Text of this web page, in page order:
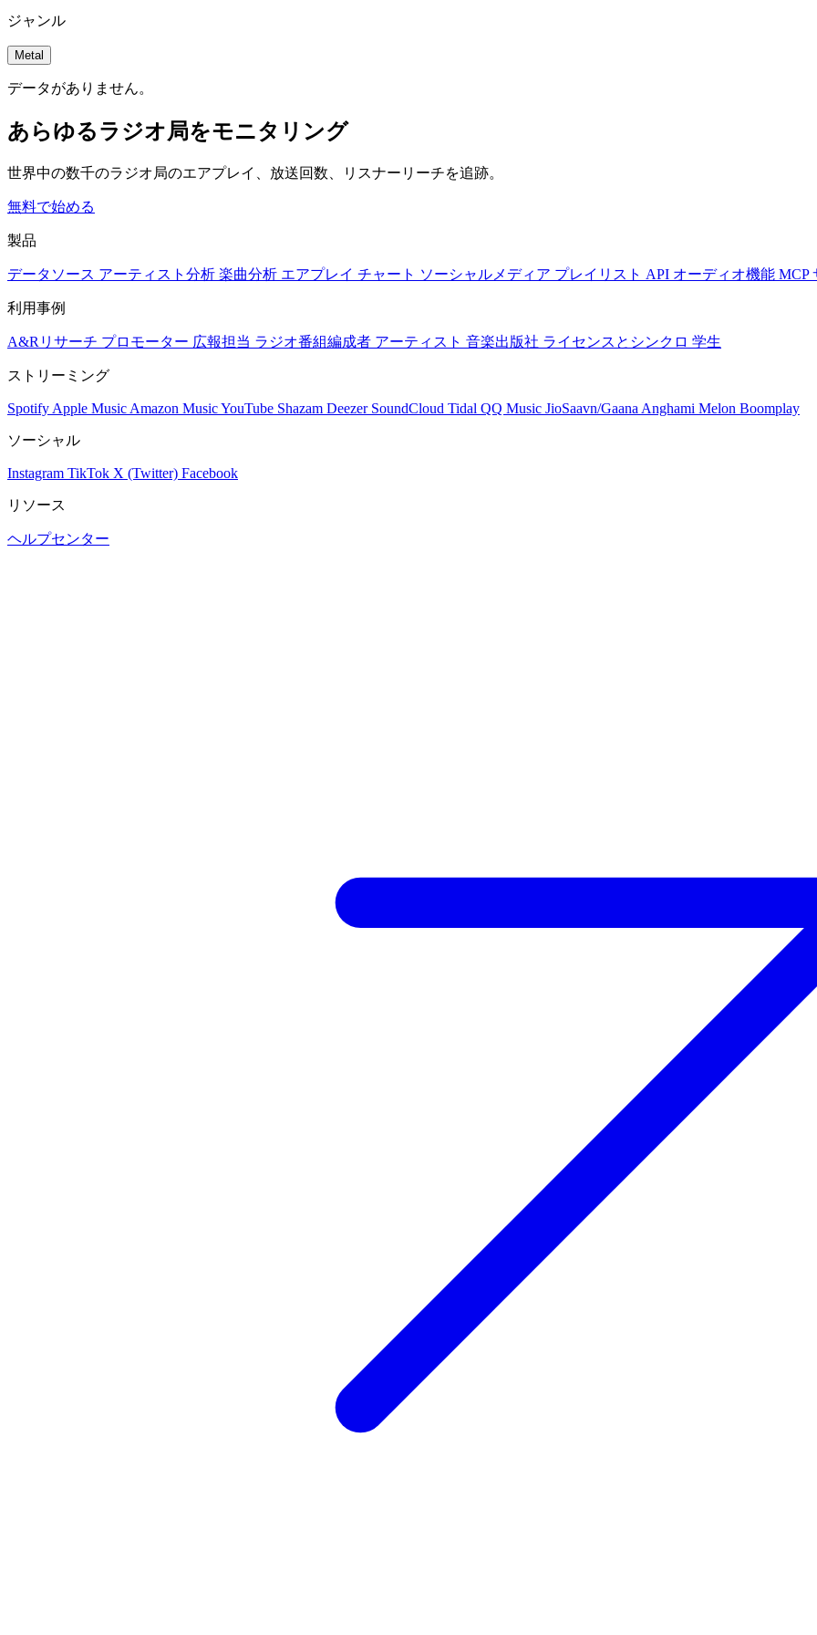
ジャンル
Metal
データがありません。
あらゆるラジオ局をモニタリング
世界中の数千のラジオ局のエアプレイ、放送回数、リスナーリーチを追跡。
無料で始める
製品
データソース アーティスト分析 楽曲分析 エアプレイ チャート ソーシャルメディア プレイリスト API オーディオ機能 MCP
利用事例
A&Rリサーチ プロモーター 広報担当 ラジオ番組編成者 アーティスト 音楽出版社 ライセンスとシンクロ 学生
ストリーミング
Spotify Apple Music Amazon MusicYouTube Shazam Deezer SoundCloud Tidal QQ Music JioSaavn/Gaana Anghami Melon Boomplay
ソーシャル
Instagram TikTok X (Twitter) Facebook
リソース
ヘルプセンター